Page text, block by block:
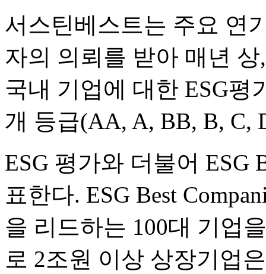
서스틴베스트는 주요 연
자의 의뢰를 받아 매년
국내 기업에 대한 ESG평
개 등급(AA, A, BB, B, C,
ESG 평가와 더불어 ESG
표한다. ESG Best
을 리드하는 100대 기업
로 2조원 이상 상장기업